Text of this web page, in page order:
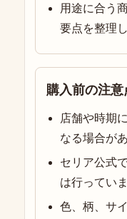
用途に合う
要点を整理
購入前の注意
店舗や時期
なる場合が
セリア公式
は行ってい
色、柄、サ